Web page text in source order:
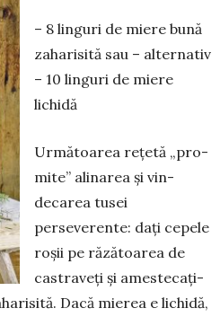
– 8 linguri de miere bună
zaharisită sau – alter­nativ
– 10 linguri de miere
lichidă
Următoarea rețetă „pro­
mite” alinarea și vin­­
decarea tusei
perseverente: dați cepele
roșii pe răzătoarea de
castra­veți și amestecați-
Dacă mierea e lichidă,